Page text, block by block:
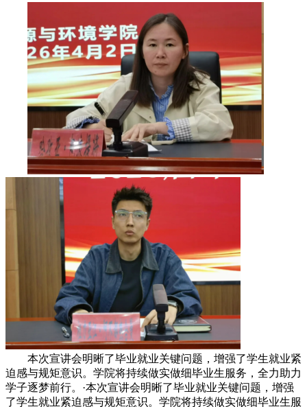
本次宣讲会明晰了毕业就业关键问题，增强了学生就业紧
迫感与规矩意识。学院将持续做实做细毕业生服务，全力助力
学子逐梦前行。·本次宣讲会明晰了毕业就业关键问题，增强
了学生就业紧迫感与规矩意识。学院将持续做实做细毕业生服